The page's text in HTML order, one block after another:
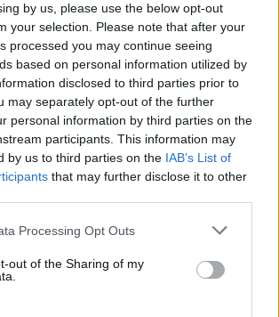
by us, please use the below opt-out
your selection. Please note that after your
processed you may continue seeing
based on personal information utilized by
disclosed to third parties prior to
may separately opt-out of the further
personal information by third parties on the
participants. This information may
by us to third parties on the IAB’s List of
that may further disclose it to other
Processing Opt Outs
out of the Sharing of my
in corso di svolgimento,anche
Maserati – la GranTurismo
– non verranno più prodotti nello
di Torino, bensì alla Motor
. La notizia era nell’aria già da
di recente dal presidente di